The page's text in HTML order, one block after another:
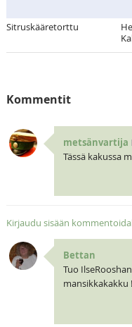
Sitruskääretorttu
Kommentit
metsänvartija
Tässä kakussa
Kirjaudu sisään
Bettan
Tuo
mansikkakakku